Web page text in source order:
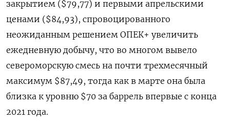
закрытием ($79,77) и первыми апрельскими
ценами ($84,93), спровоцированного
неожиданным решением ОПЕК+ увеличить
ежедневную добычу, что во многом вывело
североморскую смесь на почти трехмесячный
максимум $87,49, тогда как в марте она была
близка к уровню $70 за баррель впервые с конца
2021 года.